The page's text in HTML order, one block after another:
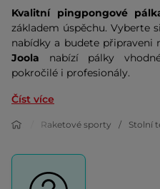
Kvalitní pingpongové
základem úspěchu. Vyberte si
nabídky a budete připraveni
Joola nabízí pálky
pokročilé i profesionály.
Číst více
Sport Raketové sporty Stolní